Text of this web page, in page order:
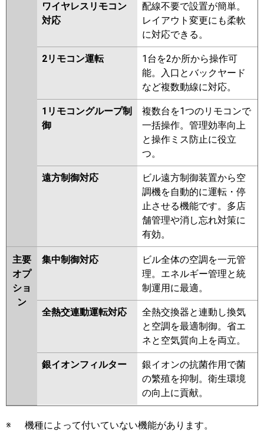
ワイヤレスリモコン
対応
配線不要で設置が簡単。
レイアウト変更にも柔軟
に対応できる。
2リモコン運転
1台を2か所から操作可
能。入口とバックヤード
など複数動線に対応。
1リモコングループ制
御
複数台を1つのリモコンで
一括操作。管理効率向上
と操作ミス防止に役立
つ。
遠方制御対応
ビル遠方制御装置から空
調機を自動的に運転・停
止させる機能です。多店
舗管理や消し忘れ対策に
有効。
主要
オプ
ショ
ン
集中制御対応
ビル全体の空調を一元管
理。エネルギー管理と統
制運用に最適。
全熱交連動運転対応
全熱交換器と連動し換気
と空調を最適制御。省エ
ネと空気質向上を両立。
銀イオンフィルター
銀イオンの抗菌作用で菌
の繁殖を抑制。衛生環境
の向上に貢献。
※
機種によって付いていない機能があります。